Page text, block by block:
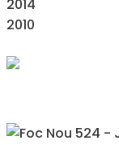
2014
2010